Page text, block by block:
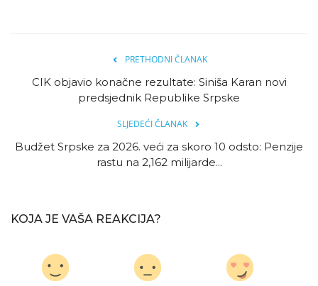
PRETHODNI ČLANAK
CIK objavio konačne rezultate: Siniša Karan novi
predsjednik Republike Srpske
SLJEDEĆI ČLANAK
Budžet Srpske za 2026. veći za skoro 10 odsto: Penzije
rastu na 2,162 milijarde...
KOJA JE VAŠA REAKCIJA?